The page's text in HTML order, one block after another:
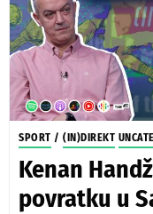
SPORT / (IN)DIREKT
Kenan
povratku u